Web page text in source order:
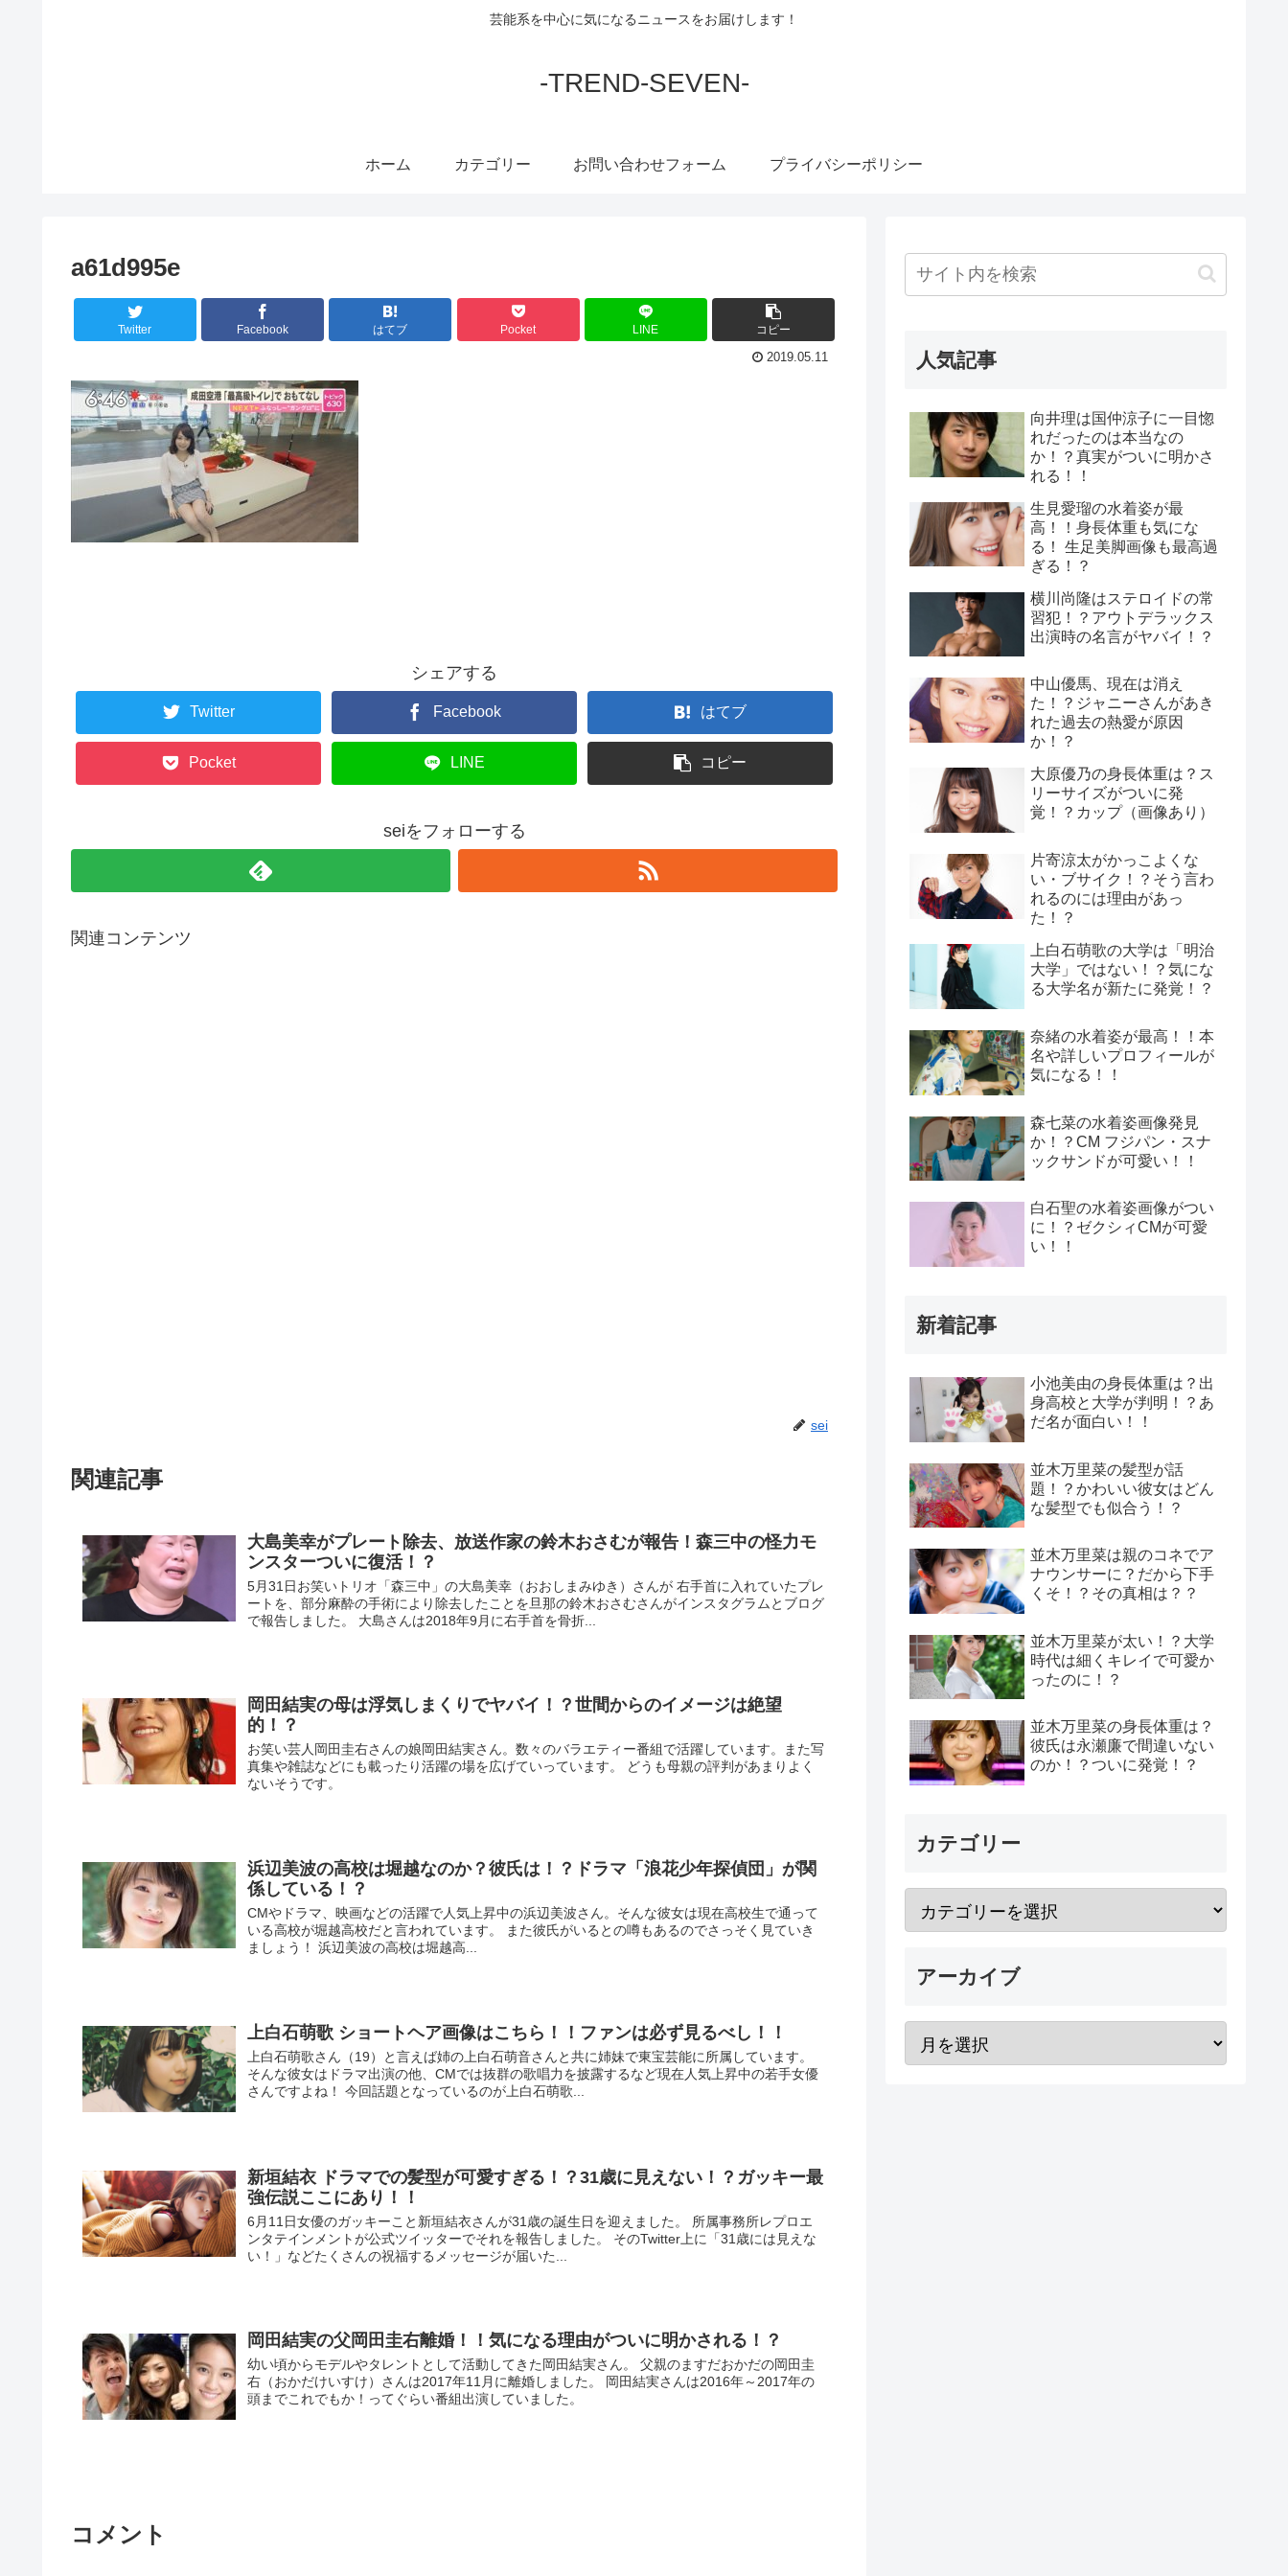
芸能系を中心に気になるニュースをお届けします！
-TREND-SEVEN-
ホーム カテゴリー お問い合わせフォーム プライバシーポリシー
a61d995e
Twitter Facebook はてブ Pocket LINE コピー
2019.05.11
シェアする
Twitter Facebook はてブ
Pocket LINE コピー
seiをフォローする
関連コンテンツ
sei
関連記事
大島美幸がプレート除去、放送作家の鈴木おさむが報告！森三中の怪力モ
ンスターついに復活！？
5月31日お笑いトリオ「森三中」の大島美幸（おおしまみゆき）さんが 右手首に入れていたプレ
ートを、部分麻酔の手術により除去したことを旦那の鈴木おさむさんがインスタグラムとブログ
で報告しました。 大島さんは2018年9月に右手首を骨折...
岡田結実の母は浮気しまくりでヤバイ！？世間からのイメージは絶望
的！？
お笑い芸人岡田圭右さんの娘岡田結実さん。数々のバラエティー番組で活躍しています。また写
真集や雑誌などにも載ったり活躍の場を広げていっています。 どうも母親の評判があまりよく
ないそうです。
浜辺美波の高校は堀越なのか？彼氏は！？ドラマ「浪花少年探偵団」が関
係している！？
CMやドラマ、映画などの活躍で人気上昇中の浜辺美波さん。そんな彼女は現在高校生で通って
いる高校が堀越高校だと言われています。 また彼氏がいるとの噂もあるのでさっそく見ていき
ましょう！ 浜辺美波の高校は堀越高...
上白石萌歌 ショートヘア画像はこちら！！ファンは必ず見るべし！！
上白石萌歌さん（19）と言えば姉の上白石萌音さんと共に姉妹で東宝芸能に所属しています。
そんな彼女はドラマ出演の他、CMでは抜群の歌唱力を披露するなど現在人気上昇中の若手女優
さんですよね！ 今回話題となっているのが上白石萌歌...
新垣結衣 ドラマでの髪型が可愛すぎる！？31歳に見えない！？ガッキー最
強伝説ここにあり！！
6月11日女優のガッキーこと新垣結衣さんが31歳の誕生日を迎えました。 所属事務所レプロエ
ンタテインメントが公式ツイッターでそれを報告しました。 そのTwitter上に「31歳には見えな
い！」などたくさんの祝福するメッセージが届いた...
岡田結実の父岡田圭右離婚！！気になる理由がついに明かされる！？
幼い頃からモデルやタレントとして活動してきた岡田結実さん。 父親のますだおかだの岡田圭
右（おかだけいすけ）さんは2017年11月に離婚しました。 岡田結実さんは2016年～2017年の
頭までこれでもか！ってぐらい番組出演していました。
コメント
人気記事
向井理は国仲涼子に一目惚
れだったのは本当なの
か！？真実がついに明かさ
れる！！
生見愛瑠の水着姿が最
高！！身長体重も気にな
る！ 生足美脚画像も最高過
ぎる！？
横川尚隆はステロイドの常
習犯！？アウトデラックス
出演時の名言がヤバイ！？
中山優馬、現在は消え
た！？ジャニーさんがあき
れた過去の熱愛が原因
か！？
大原優乃の身長体重は？ス
リーサイズがついに発
覚！？カップ（画像あり）
片寄涼太がかっこよくな
い・ブサイク！？そう言わ
れるのには理由があっ
た！？
上白石萌歌の大学は「明治
大学」ではない！？気にな
る大学名が新たに発覚！？
奈緒の水着姿が最高！！本
名や詳しいプロフィールが
気になる！！
森七菜の水着姿画像発見
か！？CM フジパン・スナ
ックサンドが可愛い！！
白石聖の水着姿画像がつい
に！？ゼクシィCMが可愛
い！！
新着記事
小池美由の身長体重は？出
身高校と大学が判明！？あ
だ名が面白い！！
並木万里菜の髪型が話
題！？かわいい彼女はどん
な髪型でも似合う！？
並木万里菜は親のコネでア
ナウンサーに？だから下手
くそ！？その真相は？？
並木万里菜が太い！？大学
時代は細くキレイで可愛か
ったのに！？
並木万里菜の身長体重は？
彼氏は永瀬廉で間違いない
のか！？ついに発覚！？
カテゴリー
アーカイブ